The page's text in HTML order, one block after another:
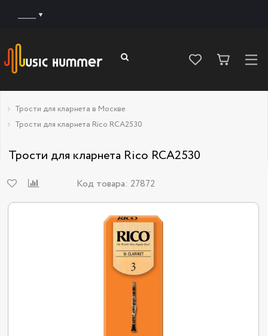
Трости для кларнета в Москве
Трости для кларнета Rico RCA2530
Трости для кларнета Rico RCA2530
Код товара: 27872